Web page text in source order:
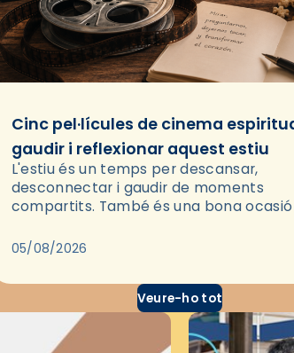
Cinc pel·lícules de cinema
gaudir i reflexionar aquest estiu
L'estiu és un temps per descansar,
desconnectar i gaudir de moments
compartits. També és una bona
través del cinema, reflexionar sobre les…
05/08/2026
Veure-ho tot